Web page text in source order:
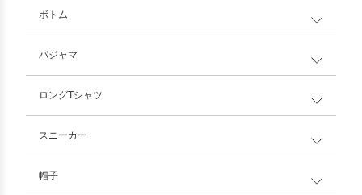
ボトム
パジャマ
ロングTシャツ
スニーカー
帽子